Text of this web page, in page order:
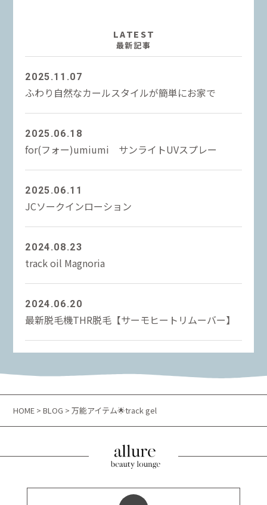
LATEST
最新記事
2025.11.07
ふわり自然なカールスタイルが簡単にお家で
2025.06.18
for(フォー)umiumi サンライトUVスプレー
2025.06.11
JCソークインローション
2024.08.23
track oil Magnoria
2024.06.20
最新脱毛機THR脱毛【サーモヒートリムーバー】
HOME >BLOG > 万能アイテム🌟track gel